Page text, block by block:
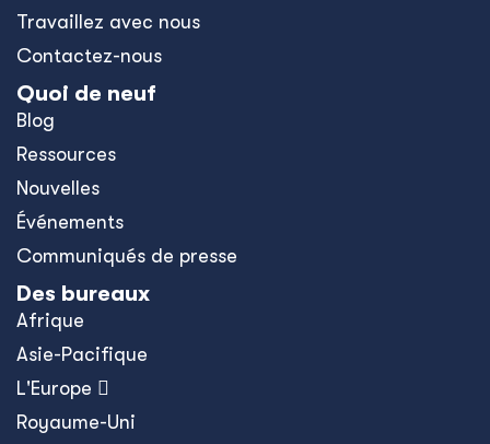
Travaillez avec nous
Contactez-nous
Quoi de neuf
Blog
Ressources
Nouvelles
Événements
Communiqués de presse
Des bureaux
Afrique
Asie-Pacifique
L'Europe 
Royaume-Uni